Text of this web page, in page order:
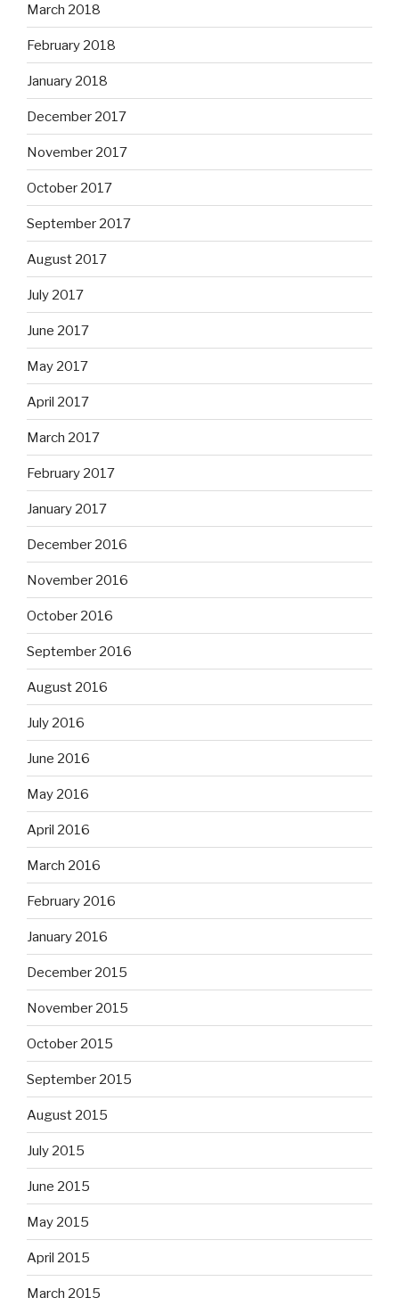
March 2018
February 2018
January 2018
December 2017
November 2017
October 2017
September 2017
August 2017
July 2017
June 2017
May 2017
April 2017
March 2017
February 2017
January 2017
December 2016
November 2016
October 2016
September 2016
August 2016
July 2016
June 2016
May 2016
April 2016
March 2016
February 2016
January 2016
December 2015
November 2015
October 2015
September 2015
August 2015
July 2015
June 2015
May 2015
April 2015
March 2015